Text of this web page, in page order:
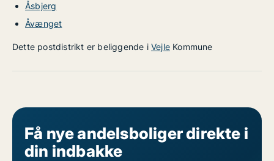
Åsbjerg
Åvænget
Dette postdistrikt er beliggende i Vejle Kommune
Få nye andelsboliger direkte i
din indbakke